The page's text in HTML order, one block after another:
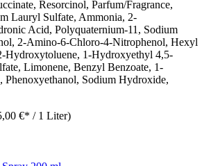
Resorcinol, Parfum/Fragrance,
Lauryl Sulfate, Ammonia, 2-
Acid, Polyquaternium-11, Sodium
2-Amino-6-Chloro-4-Nitrophenol, Hexyl
Hydroxytoluene, 1-Hydroxyethyl 4,5-
Limonene, Benzyl Benzoate, 1-
Sodium Hydroxide,
€* / 1 Liter)